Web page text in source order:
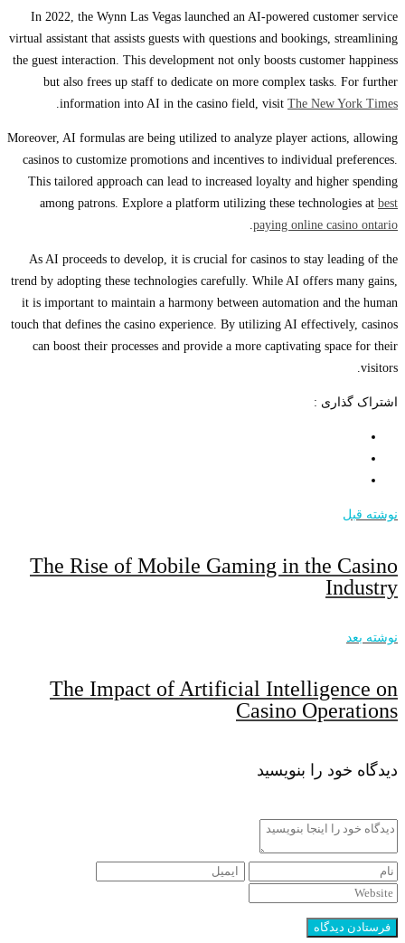
In 2022, the Wynn Las Vegas launched an AI-powered customer service
virtual assistant that assists guests with questions and bookings, streamlining
the guest interaction. This development not only boosts customer happiness
but also frees up staff to dedicate on more complex tasks. For further
information into AI in the casino field, visit The New York Times
.
Moreover, AI formulas are being utilized to analyze player actions, allowing
casinos to customize promotions and incentives to individual preferences.
This tailored approach can lead to increased loyalty and higher spending
among patrons. Explore a platform utilizing these technologies at best
paying online casino ontario
.
As AI proceeds to develop, it is crucial for casinos to stay leading of the
trend by adopting these technologies carefully. While AI offers many gains,
it is important to maintain a harmony between automation and the human
touch that defines the casino experience. By utilizing AI effectively, casinos
can boost their processes and provide a more captivating space for their
visitors.
اشتراک گذاری :
نوشته قبل
The Rise of Mobile Gaming in the Casino
Industry
نوشته بعد
The Impact of Artificial Intelligence on
Casino Operations
دیدگاه خود را بنویسید